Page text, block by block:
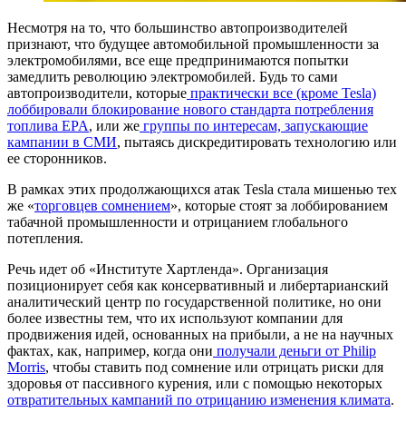
Несмотря на то, что большинство автопроизводителей
признают, что будущее автомобильной промышленности за
электромобилями, все еще предпринимаются попытки
замедлить революцию электромобилей. Будь то сами
автопроизводители, которые практически все (кроме Tesla)
лоббировали блокирование нового стандарта потребления
топлива EPA, или же группы по интересам, запускающие
кампании в СМИ, пытаясь дискредитировать технологию или
ее сторонников.
В рамках этих продолжающихся атак Tesla стала мишенью тех
же «торговцев сомнением», которые стоят за лоббированием
табачной промышленности и отрицанием глобального
потепления.
Речь идет об «Институте Хартленда». Организация
позиционирует себя как консервативный и либертарианский
аналитический центр по государственной политике, но они
более известны тем, что их используют компании для
продвижения идей, основанных на прибыли, а не на научных
фактах, как, например, когда они получали деньги от Philip
Morris, чтобы ставить под сомнение или отрицать риски для
здоровья от пассивного курения, или с помощью некоторых
отвратительных кампаний по отрицанию изменения климата.